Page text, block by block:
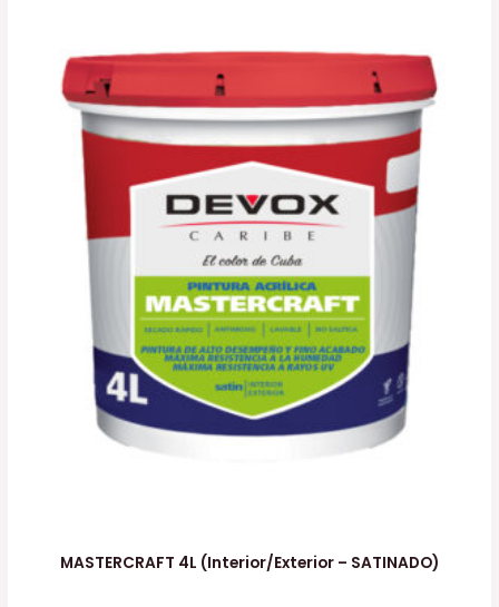
MASTERCRAFT 4L (Interior/Exterior – SATINADO)